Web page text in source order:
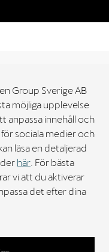
Group Sverige AB
möjliga upplevelse
anpassa innehåll och
sociala medier och
läsa en detaljerad
här . För bästa
vi att du aktiverar
det efter dina